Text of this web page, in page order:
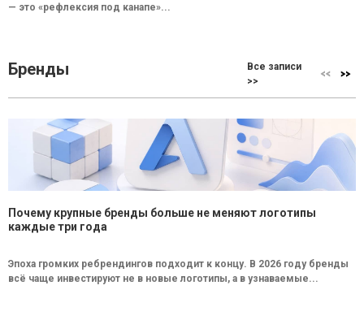
— это «рефлексия под канапе»...
Бренды
Все записи
>>
Почему крупные бренды больше не меняют логотипы
каждые три года
Эпоха громких ребрендингов подходит к концу. В 2026 году бренды
всё чаще инвестируют не в новые логотипы, а в узнаваемые...